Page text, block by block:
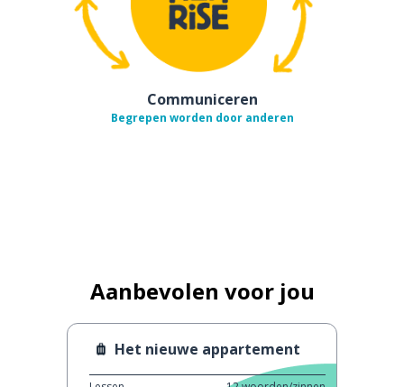
Communiceren
Begrepen worden door anderen
Aanbevolen voor jou
Het nieuwe appartement